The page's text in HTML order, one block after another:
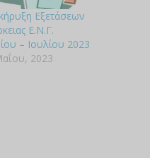
Εξετάσεων
Ε.Ν.Γ.
– Ιουλίου 2023
2023